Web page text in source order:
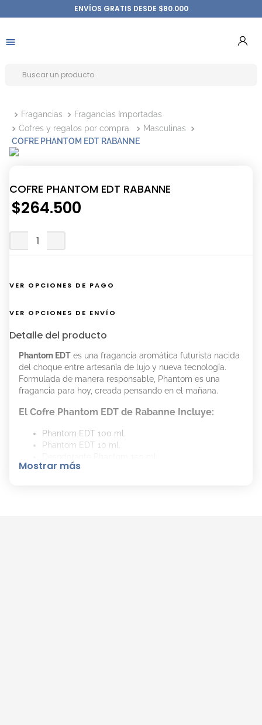
ENVÍOS GRATIS DESDE $80.000
Fragancias
Fragancias Importadas
Cofres y regalos por compra
Masculinas
COFRE PHANTOM EDT RABANNE
COFRE PHANTOM EDT RABANNE
$264.500
VER OPCIONES DE PAGO
VER OPCIONES DE ENVÍO
Detalle del producto
Phantom EDT es una fragancia aromática futurista nacida
del choque entre artesanía de lujo y nueva tecnología.
Formulada de manera responsable, Phantom es una
fragancia para hoy, creada pensando en el mañana.
El Cofre Phantom EDT de Rabanne Incluye:
Phantom EDT 100 ml.
Phantom EDT 10 ml.
Mostrar más